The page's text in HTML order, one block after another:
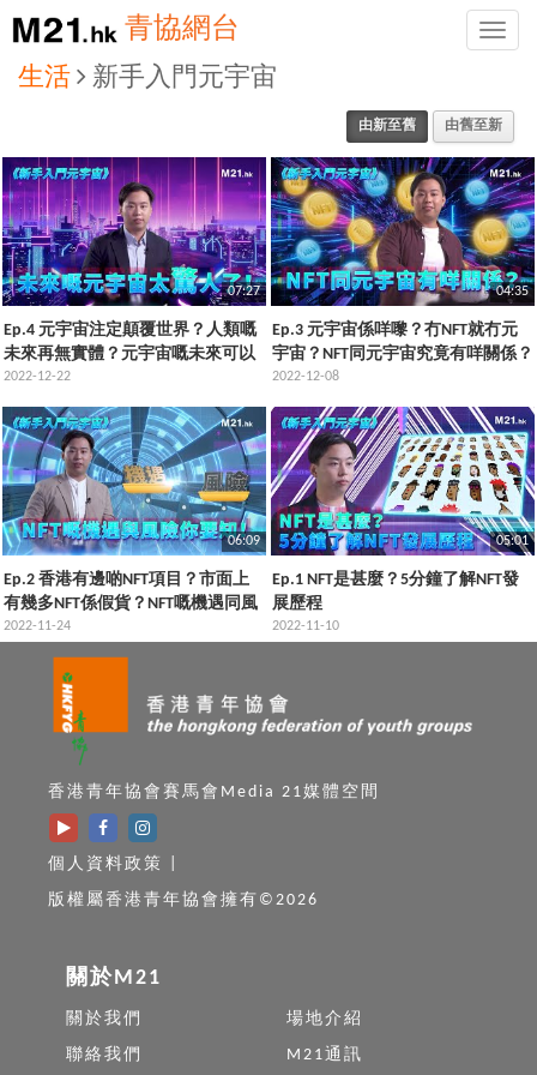
Toggle
青協網台
生活 新手入門元宇宙
由新至舊 由舊至新
07:27
Ep.4 元宇宙注定顛覆世界？人類嘅
未來再無實體？元宇宙嘅未來可以
係點樣？
2022-12-22
04:35
Ep.3 元宇宙係咩嚟？冇NFT就冇元
宇宙？NFT同元宇宙究竟有咩關係？
2022-12-08
06:09
Ep.2 香港有邊啲NFT項目？市面上
有幾多NFT係假貨？NFT嘅機遇同風
險你都要知！
2022-11-24
05:01
Ep.1 NFT是甚麼？5分鐘了解NFT發
展歷程
2022-11-10
香港青年協會賽馬會Media 21媒體空間
個人資料政策
版權屬香港青年協會擁有©2026
關於M21
關於我們
場地介紹
聯絡我們
M21通訊